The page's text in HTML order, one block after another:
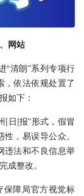
网站
“清朗”系列专项行
，依法依规处置了
如下：
|日|报”形式，假冒
，易误导公众。
违法和不良信息举
成整改。
保障局官方视觉标